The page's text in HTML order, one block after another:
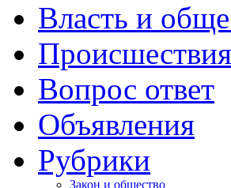
Власть и
Происшествия
Вопрос ответ
Объявления
Рубрики
Закон и общество